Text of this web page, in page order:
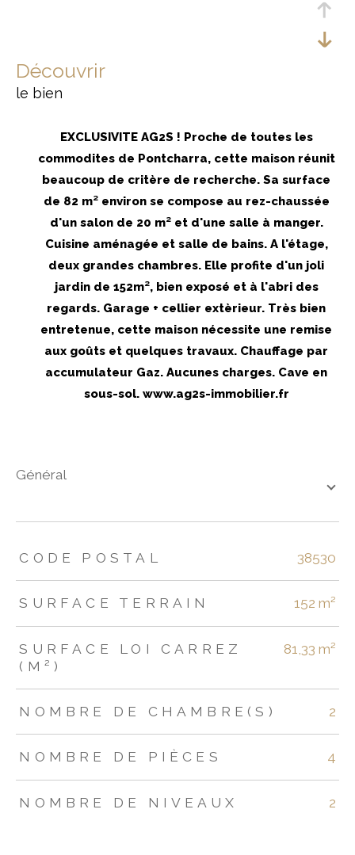
découvrir
le bien
EXCLUSIVITE AG2S ! Proche de toutes les
commodites de Pontcharra, cette maison réunit
beaucoup de critère de recherche. Sa surface
de 82 m² environ se compose au rez-chaussée
d'un salon de 20 m² et d'une salle à manger.
Cuisine aménagée et salle de bains. A l'étage,
deux grandes chambres. Elle profite d'un joli
jardin de 152m², bien exposé et à l'abri des
regards. Garage + cellier extèrieur. Très bien
entretenue, cette maison nécessite une remise
aux goûts et quelques travaux. Chauffage par
accumulateur Gaz. Aucunes charges. Cave en
sous-sol. www.ag2s-immobilier.fr
général
TRAD_ZEPHYR_Caracteristique TRAD_ZEPHYR_Valeurs
CODE POSTAL 38530
SURFACE TERRAIN 152 m²
SURFACE LOI CARREZ
(M²)
81,33 m²
NOMBRE DE CHAMBRE(S) 2
NOMBRE DE PIÈCES 4
NOMBRE DE NIVEAUX 2